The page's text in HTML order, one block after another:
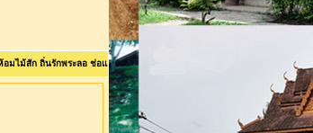
นรักพระลอ ช่อแฮศรีเมือง ลือเลือนแพะเมืองผี คนแพร่นี้ใจงาม <>ยินดีต้อนรับเ